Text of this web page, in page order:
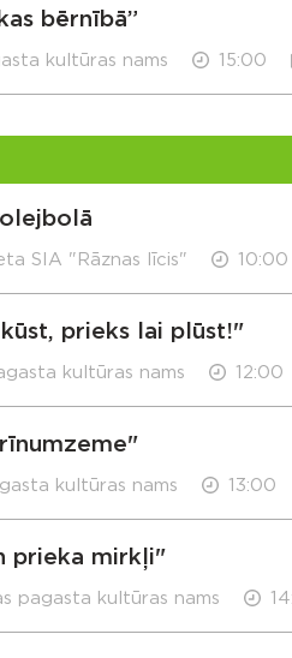
bērnībā”
kultūras nams 15:00
SIA "Rāznas līcis" 10:00
prieks lai plūst!"
kultūras nams 12:00
kultūras nams 13:00
prieka mirkļi"
pagasta kultūras nams